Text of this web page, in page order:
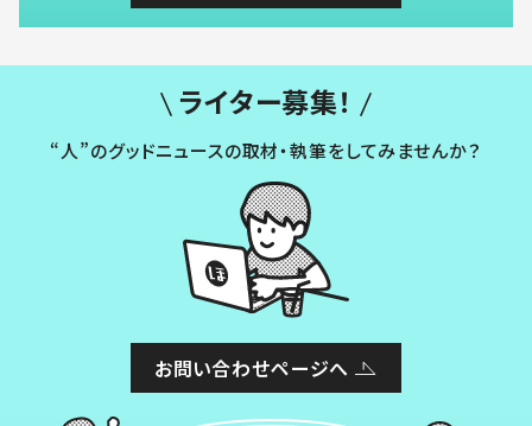
ライター募集！
“人”のグッドニュースの取材・執筆をしてみませんか？
お問い合わせページへ